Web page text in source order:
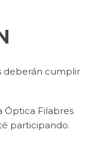
deberán cumplir
Óptica Filabres
participando.